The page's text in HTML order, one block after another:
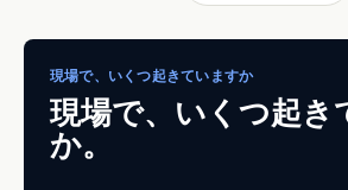
e-mailによるクレーム対応、緊急案件、
絡を、返信案まで進めます。
現場で、いくつ起きていますか
現場で、いくつ起き
か。